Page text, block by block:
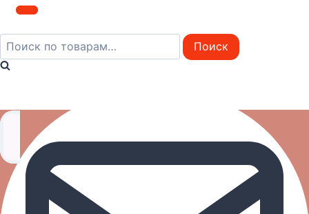
Искать: Поиск